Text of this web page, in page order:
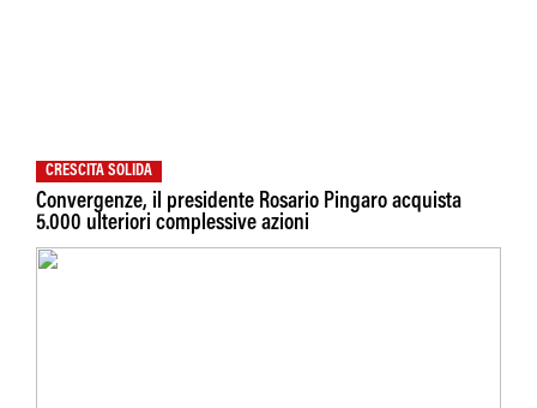
CRESCITA SOLIDA
Convergenze, il presidente Rosario Pingaro acquista
5.000 ulteriori complessive azioni